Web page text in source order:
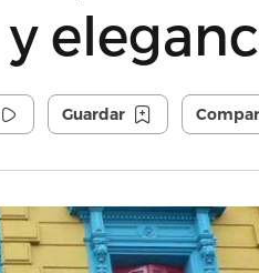
Guardar